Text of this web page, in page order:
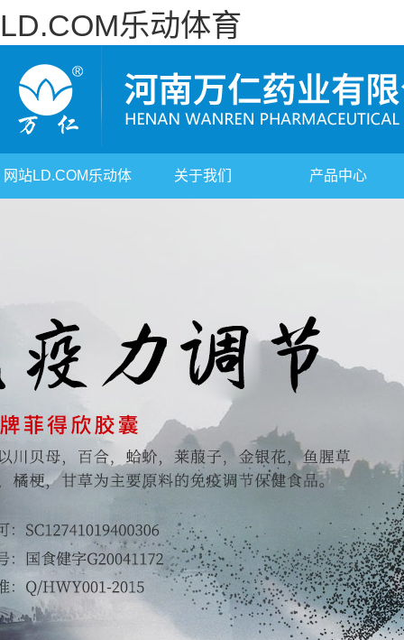
LD.COM乐动体育
网站LD.COM乐动体 关于我们 产品中心